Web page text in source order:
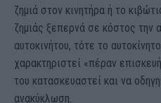
ζημιά στον κινητήρα ή το
ζημιάς ξεπερνά σε κόστος την
αυτοκινήτου, τότε το
χαρακτηριστεί «πέραν
του κατασκευαστεί και να
ανακύκλωση.